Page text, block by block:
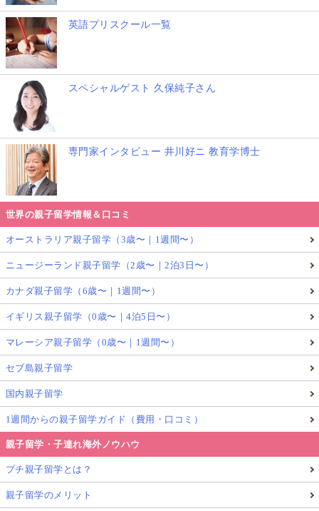
英語プリスクール一覧
スペシャルゲスト 久保純子さん
専門家インタビュー 井川好ニ 教育学博士
世界の親子留学情報＆口コミ
オーストラリア親子留学（3歳〜｜1週間〜）
ニュージーランド親子留学（2歳〜｜2泊3日〜）
カナダ親子留学（6歳〜｜1週間〜）
イギリス親子留学（0歳〜｜4泊5日〜）
マレーシア親子留学（0歳〜｜1週間〜）
セブ島親子留学
国内親子留学
1週間からの親子留学ガイド（費用・口コミ）
親子留学・子連れ海外ノウハウ
プチ親子留学とは？
親子留学のメリット